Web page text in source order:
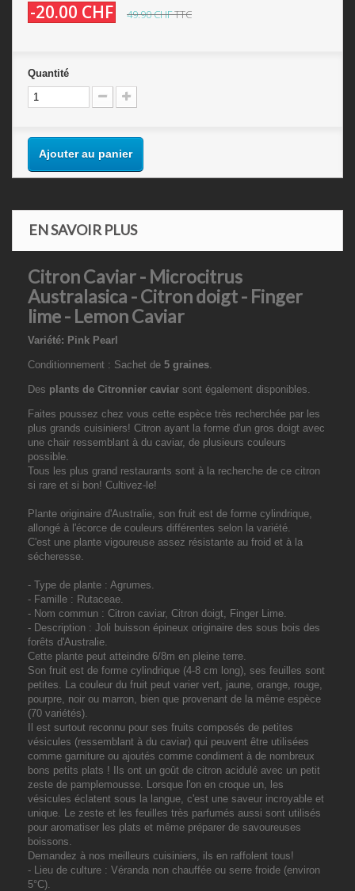
-20.00 CHF 49.90 CHFTTC
Quantité
Ajouter au panier
EN SAVOIR PLUS
Citron Caviar - Microcitrus
Australasica - Citron doigt - Finger
lime - Lemon Caviar
Variété: Pink Pearl
Conditionnement : Sachet de 5 graines.
Des plants de Citronnier caviar sont également disponibles.
Faites poussez chez vous cette espèce très recherchée par les
plus grands cuisiniers! Citron ayant la forme d'un gros doigt avec
une chair ressemblant à du caviar, de plusieurs couleurs
possible.
Tous les plus grand restaurants sont à la recherche de ce citron
si rare et si bon! Cultivez-le!
Plante originaire d'Australie, son fruit est de forme cylindrique,
allongé à l'écorce de couleurs différentes selon la variété.
C'est une plante vigoureuse assez résistante au froid et à la
sécheresse.
- Type de plante : Agrumes.
- Famille : Rutaceae.
- Nom commun : Citron caviar, Citron doigt, Finger Lime.
- Description : Joli buisson épineux originaire des sous bois des
forêts d'Australie.
Cette plante peut atteindre 6/8m en pleine terre.
Son fruit est de forme cylindrique (4-8 cm long), ses feuilles sont
petites. La couleur du fruit peut varier vert, jaune, orange, rouge,
pourpre, noir ou marron, bien que provenant de la même espèce
(70 variétés).
Il est surtout reconnu pour ses fruits composés de petites
vésicules (ressemblant à du caviar) qui peuvent être utilisées
comme garniture ou ajoutés comme condiment à de nombreux
bons petits plats ! Ils ont un goût de citron acidulé avec un petit
zeste de pamplemousse. Lorsque l'on en croque un, les
vésicules éclatent sous la langue, c'est une saveur incroyable et
unique. Le zeste et les feuilles très parfumés aussi sont utilisés
pour aromatiser les plats et même préparer de savoureuses
boissons.
Demandez à nos meilleurs cuisiniers, ils en raffolent tous!
- Lieu de culture : Véranda non chauffée ou serre froide (environ
5°C).